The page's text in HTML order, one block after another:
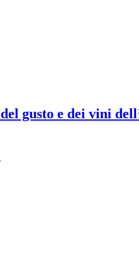
gusto e dei vini